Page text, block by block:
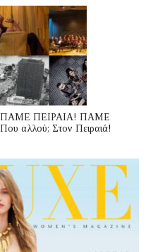
«ΠΑΜΕ ΠΕΙΡΑΙΑ! ΠΑΜΕ
αλλού; Στον Πειραιά!